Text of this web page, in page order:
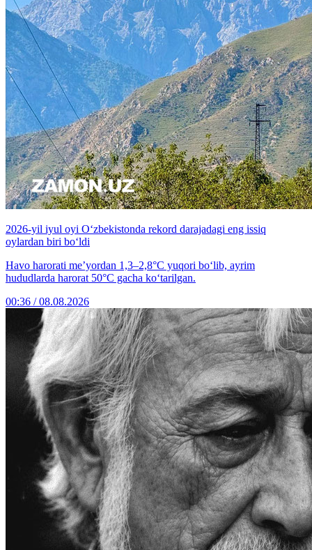
2026-yil iyul oyi O‘zbekistonda rekord darajadagi eng issiq
oylardan biri bo‘ldi
Havo harorati me’yordan 1,3–2,8°C yuqori bo‘lib, ayrim
hududlarda harorat 50°C gacha ko‘tarilgan.
00:36 / 08.08.2026